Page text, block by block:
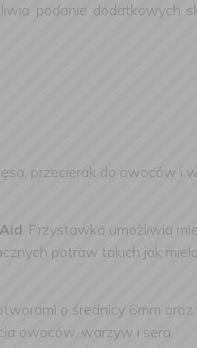
podanie dodatkowych
przecierak do owoców i
. Przystawka umożliwia
potraw takich jak
o średnicy 6mm oraz
owoców, warzyw i sera.